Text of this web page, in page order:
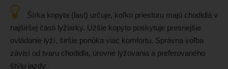
Šírka kopyta (last) určuje, koľko priestoru majú chodidlá v
najširšej časti lyžiarky. Užšie kopyto poskytuje presnejšie
ovládanie lyží, širšie ponúka viac komfortu. Správna voľba
závisí od tvaru chodidla, úrovne lyžovania a preferovaného
štýlu jazdy.